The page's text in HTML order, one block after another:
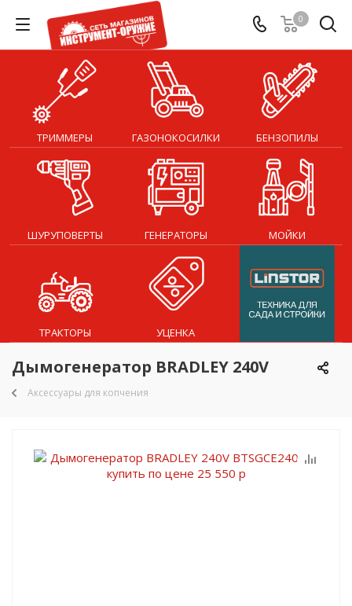
0
ТРИММЕРЫ ГАЗОНОКОСИЛКИ БЕНЗОПИЛЫ
ШУРУПОВЕРТЫ ГЕНЕРАТОРЫ МОЙКИ
ТРАКТОРЫ УЦЕНКА
Дымогенератор BRADLEY 240V
Аксессуары для копчения